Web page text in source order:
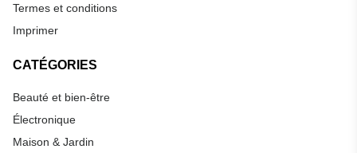
Termes et conditions
Imprimer
CATÉGORIES
Beauté et bien-être
Électronique
Maison & Jardin